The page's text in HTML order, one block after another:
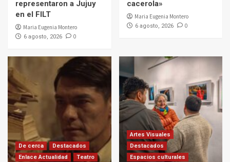
representaron a Jujuy
en el FILT
Maria Eugenia Montero
6 agosto, 2026 0
cacerola»
Maria Eugenia Montero
6 agosto, 2026 0
De cerca
Destacados
Enlace Actualidad
Teatro
Artes Visuales
Destacados
Espacios culturales